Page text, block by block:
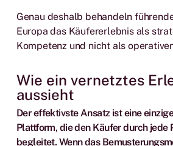
Genau deshalb behandeln
Europa das Käufererlebnis als
Kompetenz und nicht als
Wie ein vernetztes
aussieht
Der effektivste Ansatz ist eine
Plattform, die den Käufer durch jede
begleitet. Wenn das